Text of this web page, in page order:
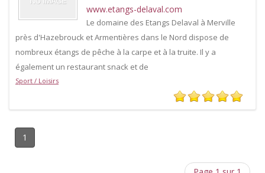
www.etangs-delaval.com
Le domaine des Etangs Delaval à Merville
près d'Hazebrouck et Armentières dans le Nord dispose de
nombreux étangs de pêche à la carpe et à la truite. Il y a
également un restaurant snack et de
Sport / Loisirs
1